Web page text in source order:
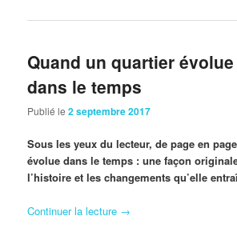
Quand un quartier évolue
dans le temps
Publié le2 septembre 2017
Sous les yeux du lecteur, de page en
évolue dans le temps : une façon
l’histoire et les changements qu’elle
Continuer la lecture →